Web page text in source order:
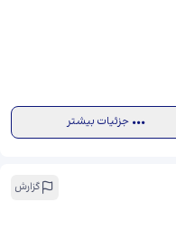
جزئیات بیشتر
گزارش